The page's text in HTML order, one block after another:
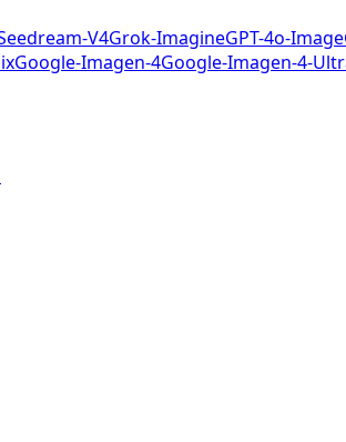
V4Grok-ImagineGPT-4o-Image
Google-Imagen-4Google-Imagen-4-